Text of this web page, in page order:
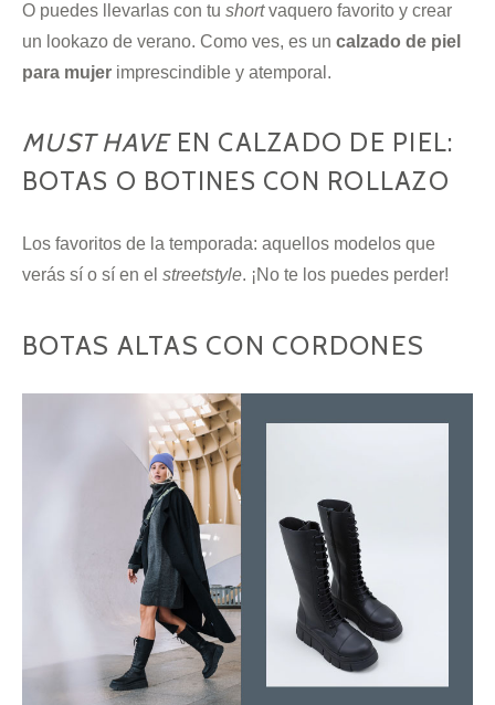
O puedes llevarlas con tu shortvaquero favorito y crear
un lookazo de verano. Como ves, es un calzado de piel
para mujer imprescindible y atemporal.
MUST HAVEEN CALZADO DE PIEL:
BOTAS O BOTINES CON ROLLAZO
Los favoritos de la temporada: aquellos modelos que
verás sí o sí en el streetstyle. ¡No te los puedes perder!
BOTAS ALTAS CON CORDONES